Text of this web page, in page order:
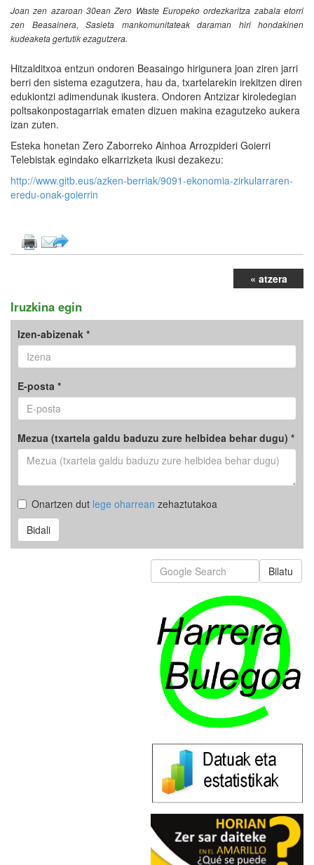
Joan zen azaroan 30ean Zero Waste Europeko ordezkaritza zabala etorri
zen Beasainera, Sasieta mankomunitateak daraman hiri hondakinen
kudeaketa gertutik ezagutzera.
Hitzalditxoa entzun ondoren Beasaingo hirigunera joan ziren jarri
berri den sistema ezagutzera, hau da, txartelarekin irekitzen diren
edukiontzi adimendunak ikustera. Ondoren Antzizar kiroledegian
poltsakonpostagarriak ematen dizuen makina ezagutzeko aukera
izan zuten.
Esteka honetan Zero Zaborreko Ainhoa Arrozpideri Goierri
Telebistak egindako elkarrizketa ikusi dezakezu:
http://www.gitb.eus/azken-berriak/9091-ekonomia-zirkularraren-
eredu-onak-goierrin
« atzera
Iruzkina egin
Izen-abizenak *
E-posta *
Mezua (txartela galdu baduzu zure helbidea behar dugu) *
Onartzen dut lege oharrean zehaztutakoa
Bidali
Bilatu